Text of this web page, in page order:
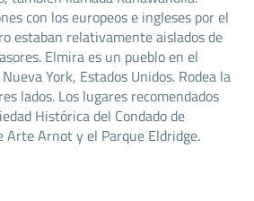
con los europeos e ingleses por el
estaban relativamente aislados de
Elmira es un pueblo en el
York, Estados Unidos. Rodea la
lados. Los lugares recomendados
Histórica del Condado de
Arte Arnot y el Parque Eldridge.